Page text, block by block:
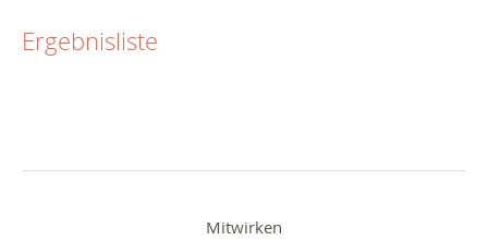
Ergebnisliste
Mitwirken